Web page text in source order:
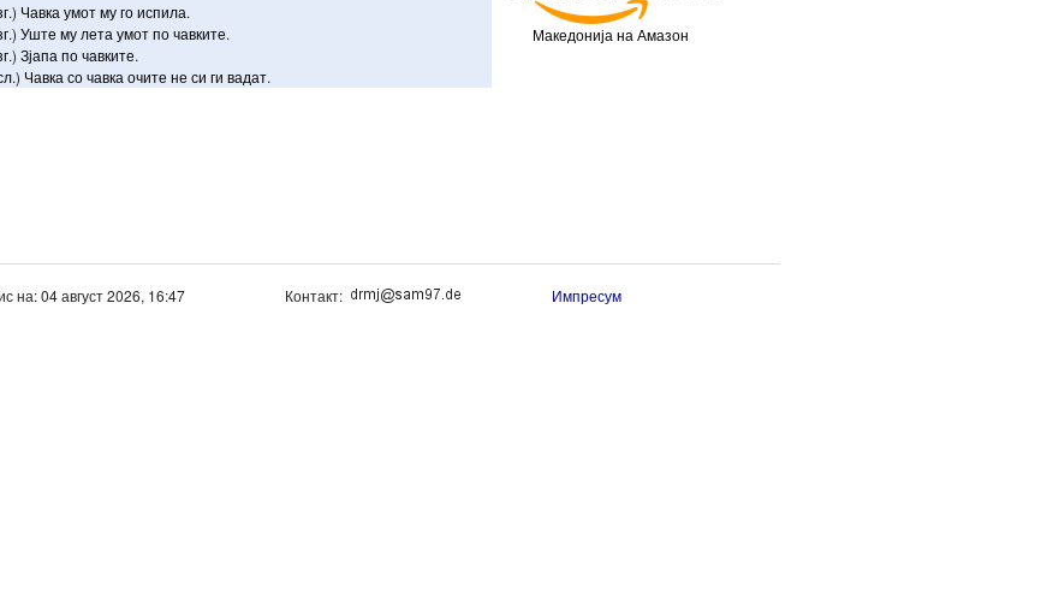
.) Чавка умотмугоиспила.
.) Уште му лета умотпочавките.
.) Зјапа почавките.
.) Чавка сочавка очите не си ги вадат.
Македонија на Амазон
на: 04 август 2026, 16:47 Контакт: Импресум